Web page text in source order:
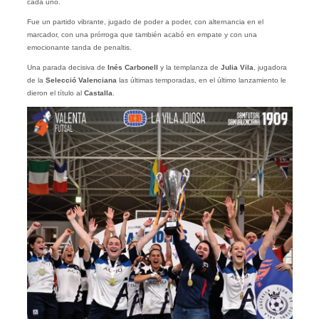
cada uno.
Fue un partido vibrante, jugado de poder a poder, con alternancia en el
marcador, con una prórroga que también acabó en empate y con una
emocionante tanda de penaltis.
Una parada decisiva de Inés Carbonell y la templanza de Julia Vila , jugadora
de la Selecció Valenciana las últimas temporadas, en el último lanzamiento le
dieron el título al Castalla